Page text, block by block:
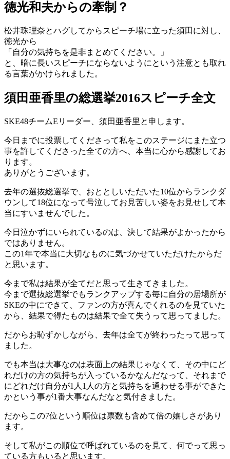
徳光和夫からの牽制？
松井珠理奈とハグしてからスピーチ場に立った須田に対し、
徳光から
「自分の気持ちを是非まとめてください。」
と、暗に長いスピーチにならないようにという注意とも取れ
る言葉がかけられました。
須田亜香里の総選挙2016スピーチ全文
SKE48チームEリーダー、須田亜香里と申します。
今日までに投票してくださって私をこのステージにまた立つ
事を許してくださった全ての方へ、本当に心から感謝してお
ります。
ありがとうございます。
去年の選抜総選挙で、おととしいただいた10位からランクダ
ウンして18位になって号泣してお見苦しい姿をお見せして本
当にすいませんでした。
今日泣かずにいられているのは、決して結果がよかったから
ではありません。
この1年で本当に大切なものに気づかせていただけたからだ
と思います。
今まで私は結果が全てだと思って生きてきました。
今まで選抜総選挙でもランクアップする毎に自分の居場所が
SKEの中にできて、ファンの方が喜んでくれるのを見ていた
から、結果で得たものは結果で全て失うって思ってました。
だからお恥ずかしながら、去年は全てが終わったって思って
ました。
でも本当は大事なのは表面上の結果じゃなくて、その中にど
れだけの方の気持ちが入っているかなんだなって、それまで
にどれだけ自分が1人1人の方と気持ちを通わせる事ができた
かという事が1番大事なんだなと気付きました。
だからこの7位という順位は票数も含めて倍の嬉しさがあり
ます。
そして私がこの順位で呼ばれているのを見て、何でって思っ
ている方もいると思います。